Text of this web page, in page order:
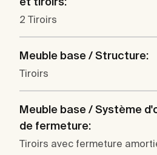
2 Tiroirs
Meuble base / Structure:
Tiroirs
Meuble base / Système
de fermeture:
Tiroirs avec fermeture